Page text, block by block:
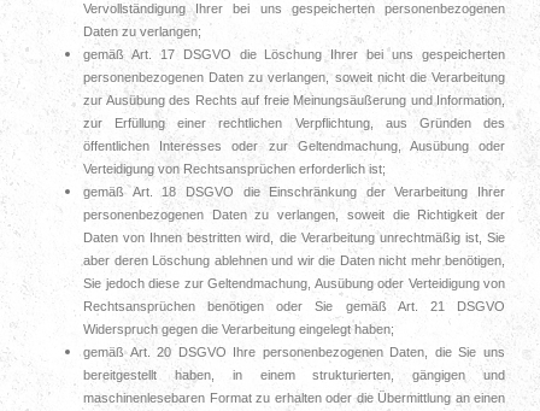
Vervollständigung Ihrer bei uns gespeicherten personenbezogenen
Daten zu verlangen;
gemäß Art. 17 DSGVO die Löschung Ihrer bei uns gespeicherten
personenbezogenen Daten zu verlangen, soweit nicht die Verarbeitung
zur Ausübung des Rechts auf freie Meinungsäußerung und Information,
zur Erfüllung einer rechtlichen Verpflichtung, aus Gründen des
öffentlichen Interesses oder zur Geltendmachung, Ausübung oder
Verteidigung von Rechtsansprüchen erforderlich ist;
gemäß Art. 18 DSGVO die Einschränkung der Verarbeitung Ihrer
personenbezogenen Daten zu verlangen, soweit die Richtigkeit der
Daten von Ihnen bestritten wird, die Verarbeitung unrechtmäßig ist, Sie
aber deren Löschung ablehnen und wir die Daten nicht mehr benötigen,
Sie jedoch diese zur Geltendmachung, Ausübung oder Verteidigung von
Rechtsansprüchen benötigen oder Sie gemäß Art. 21 DSGVO
Widerspruch gegen die Verarbeitung eingelegt haben;
gemäß Art. 20 DSGVO Ihre personenbezogenen Daten, die Sie uns
bereitgestellt haben, in einem strukturierten, gängigen und
maschinenlesebaren Format zu erhalten oder die Übermittlung an einen